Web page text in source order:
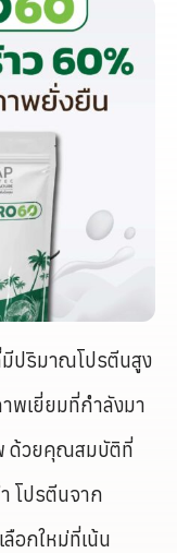
มีปริมาณโปรตีนสูง
พเยี่ยมที่กำลังมา
ด้วยคุณสมบัติที่
โปรตีนจาก
อกใหม่ที่เน้น